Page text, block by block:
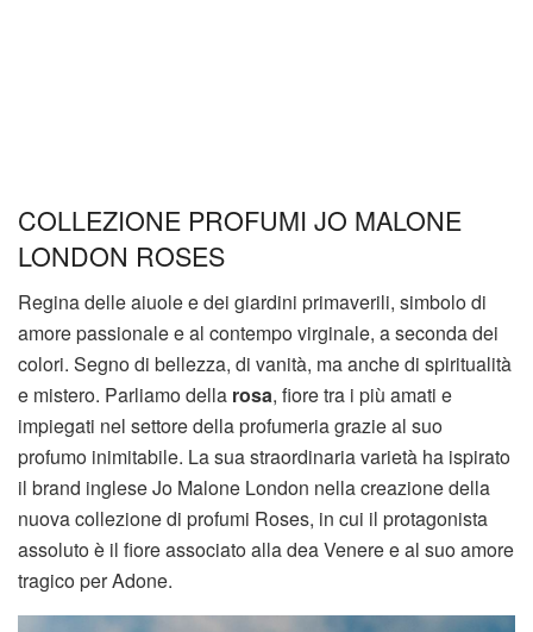
COLLEZIONE PROFUMI JO MALONE
LONDON ROSES
Regina delle aiuole e dei giardini primaverili, simbolo di
amore passionale e al contempo virginale, a seconda dei
colori. Segno di bellezza, di vanità, ma anche di spiritualità
e mistero. Parliamo della rosa, fiore tra i più amati e
impiegati nel settore della profumeria grazie al suo
profumo inimitabile. La sua straordinaria varietà ha ispirato
il brand inglese Jo Malone London nella creazione della
nuova collezione di profumi Roses, in cui il protagonista
assoluto è il fiore associato alla dea Venere e al suo amore
tragico per Adone.